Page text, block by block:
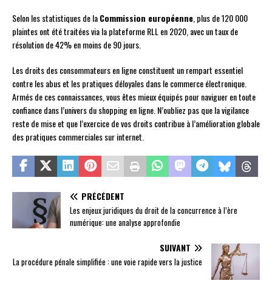
Selon les statistiques de laCommission européenne , plus de 120 000
plaintes ont été traitées via la plateforme RLL en 2020, avec un taux de
résolution de 42% en moins de 90 jours.
Les droits des consommateurs en ligne constituent un rempart essentiel
contre les abus et les pratiques déloyales dans le commerce électronique.
Armés de ces connaissances, vous êtes mieux équipés pour naviguer en toute
confiance dans l’univers du shopping en ligne. N’oubliez pas que la vigilance
reste de mise et que l’exercice de vos droits contribue à l’amélioration globale
des pratiques commerciales sur internet.
PRÉCÉDENT
Les enjeux juridiques du droit de la concurrence à l’ère
numérique: une analyse approfondie
SUIVANT
La procédure pénale simplifiée : une voie rapide vers la justice